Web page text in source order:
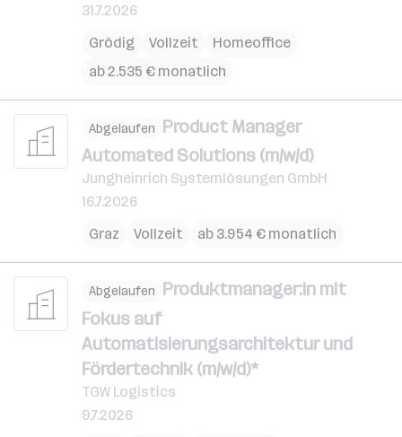
31.7.2026
Grödig
Vollzeit
Homeoffice
ab 2.535 € monatlich
Abgelaufen Product Manager
Automated Solutions (m/w/d)
Jungheinrich Systemlösungen GmbH
16.7.2026
Graz
Vollzeit ab 3.954 € monatlich
Abgelaufen Produktmanager:in mit
Fokus auf
Automatisierungsarchitektur und
Fördertechnik (m/w/d)*
TGW Logistics
9.7.2026